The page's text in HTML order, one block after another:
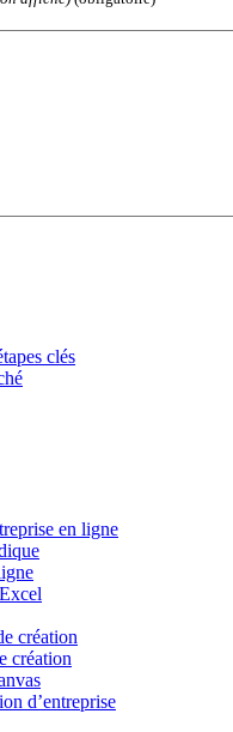
clés
en ligne
création
création
d’entreprise